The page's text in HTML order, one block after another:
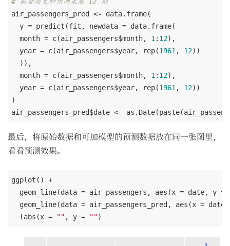
air_passengers_pred <- data.frame(
  y = predict(fit, newdata = data.frame(
  month = c(air_passengers$month,
1 : 12),
  year = c(air_passengers$year, rep(
1961 , 12))
  )),
  month = c(air_passengers$month,
1 : 12),
  year = c(air_passengers$year, rep(
1961 , 12))
)
air_passengers_pred$date <-
最后，将原始数据和可加模型的预测数据放在同一张图里，
看看预测效果。
ggplot() +
geom_line(data = air_passengers, aes(x = date, y =
geom_line(data = air_passengers_pred, aes(x =
  labs(x =
"" , y = "")